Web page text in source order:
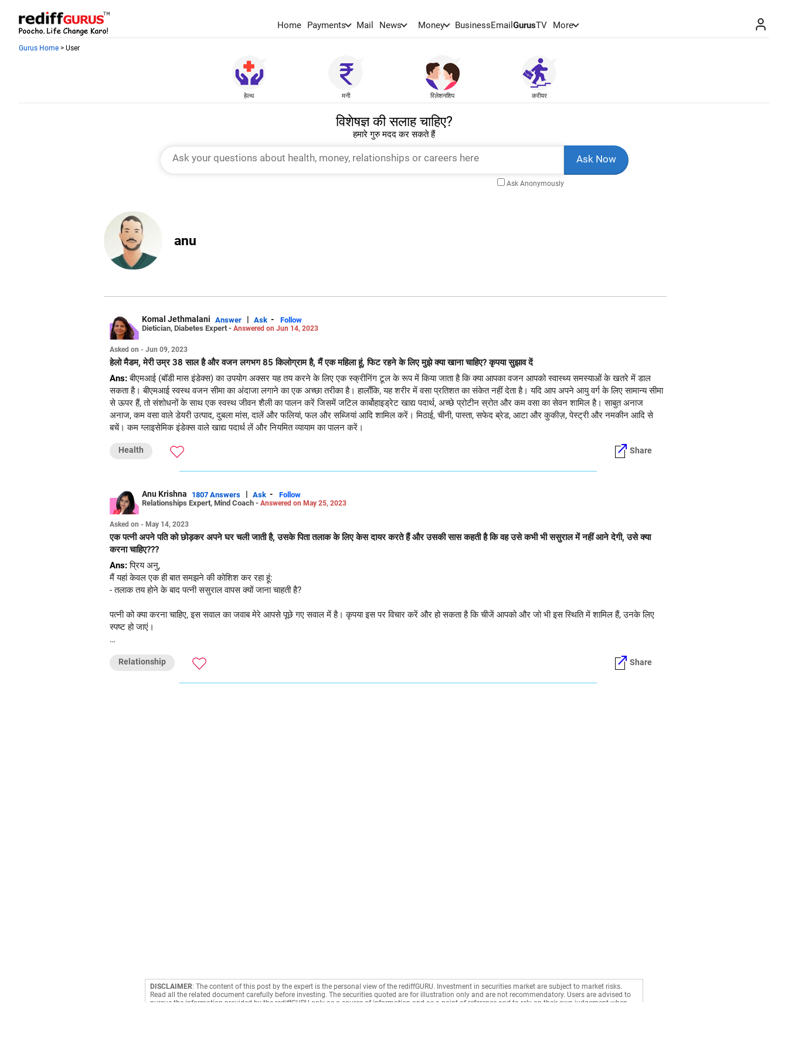
Home Payments Mail News Money BusinessEmail GurusTV More
Gurus Home > User
हेल्थ मनी रिलेशनशिप करीयर
विशेषज्ञ की सलाह चाहिए?
हमारे गुरु मदद कर सकते हैं
Ask Anonymously
anu
Komal Jethmalani Answer | Ask -
Follow
Dietician, Diabetes Expert - Answered on Jun 14, 2023
Asked on - Jun 09, 2023
हेलो मैडम, मेरी उम्र 38 साल है और वजन लगभग 85 किलोग्राम है, मैं एक महिला हूं, फिट रहने के लिए मुझे क्या खाना चाहिए? कृपया सुझाव दें
Ans:बीएमआई (बॉडी मास इंडेक्स) का उपयोग अक्सर यह तय करने के लिए एक स्क्रीनिंग टूल के रूप में किया जाता है कि क्या आपका वजन आपको स्वास्थ्य समस्याओं के खतरे में डाल
सकता है। बीएमआई स्वस्थ वजन सीमा का अंदाजा लगाने का एक अच्छा तरीका है। हालाँकि, यह शरीर में वसा प्रतिशत का संकेत नहीं देता है। यदि आप अपने आयु वर्ग के लिए सामान्य सीमा
से ऊपर हैं, तो संशोधनों के साथ एक स्वस्थ जीवन शैली का पालन करें जिसमें जटिल कार्बोहाइड्रेट खाद्य पदार्थ, अच्छे प्रोटीन स्रोत और कम वसा का सेवन शामिल है। साबुत अनाज
अनाज, कम वसा वाले डेयरी उत्पाद, दुबला मांस, दालें और फलियां, फल और सब्जियां आदि शामिल करें। मिठाई, चीनी, पास्ता, सफेद ब्रेड, आटा और कुकीज़, पेस्ट्री और नमकीन आदि से
बचें। कम ग्लाइसेमिक इंडेक्स वाले खाद्य पदार्थ लें और नियमित व्यायाम का पालन करें।
Health Share
Anu Krishna 1807 Answers | Ask -
Follow
Relationships Expert, Mind Coach - Answered on May 25, 2023
Asked on - May 14, 2023
एक पत्नी अपने पति को छोड़कर अपने घर चली जाती है, उसके पिता तलाक के लिए केस दायर करते हैं और उसकी सास कहती है कि वह उसे कभी भी ससुराल में नहीं आने देगी, उसे क्या
करना चाहिए???
Ans:प्रिय अनु,
मैं यहां केवल एक ही बात समझने की कोशिश कर रहा हूं:
- तलाक तय होने के बाद पत्नी ससुराल वापस क्यों जाना चाहती है?
पत्नी को क्या करना चाहिए, इस सवाल का जवाब मेरे आपसे पूछे गए सवाल में है। कृपया इस पर विचार करें और हो सकता है कि चीजें आपको और जो भी इस स्थिति में शामिल हैं, उनके लिए
स्पष्ट हो जाएं।
Relationship Share
DISCLAIMER: The content of this post by the expert is the personal view of the rediffGURU. Investment in securities market are subject to market risks.
Read all the related document carefully before investing. The securities quoted are for illustration only and are not recommendatory. Users are advised to
pursue the information provided by the rediffGURU only as a source of information and as a point of reference and to rely on their own judgement when